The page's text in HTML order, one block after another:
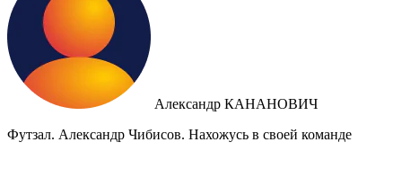
Александр КАНАНОВИЧ
Футзал. Александр Чибисов. Нахожусь в своей команде